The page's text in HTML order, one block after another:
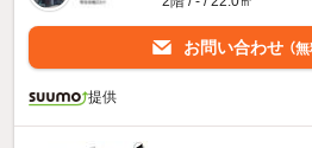
お問い合わせ （
提供